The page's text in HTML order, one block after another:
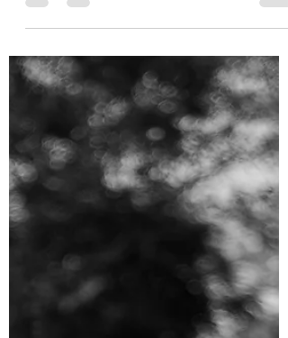
esoterismo, magia y demás; sin decir que
estoy en...